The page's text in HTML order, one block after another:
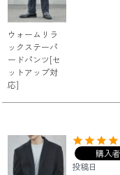
ウォームリラ
ックステーパ
ードパンツ[セ
ットアップ対
応]
購入者
投稿日